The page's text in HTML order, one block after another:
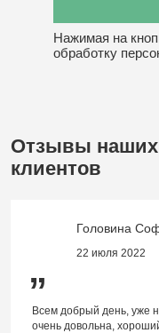
Нажимая на
обработку
Отзывы наших
клиентов
Головина
22 июля 2022
”
Всем добрый день, уже
очень довольна,